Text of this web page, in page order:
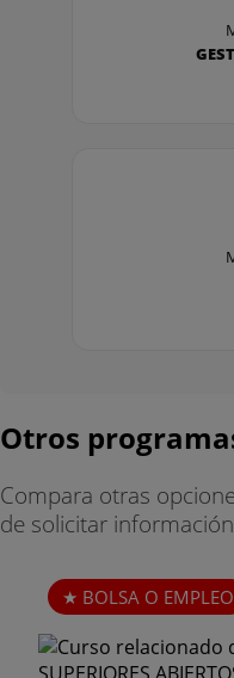
Otros
Compara otras
de solicitar
BOLSA O EMPLEO